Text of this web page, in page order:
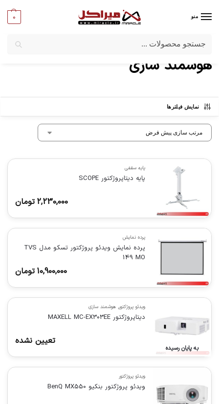
منو 0
میراکل/ماشین‌ های اداری/هوشمند سازی
هوشمند سازی
نمایش فیلترها
پایه سقفی
پايه ديتاپروژكتور SCOPE
2,230,000 تومان
پرده نمایش
پرده نمایش ویدئو پروژکتور تسکو مدل TVS
149 MO
10,900,000 تومان
به پایان رسیده
ویدئو پروژکتور, هوشمند سازی
دیتاپروژکتور MAXELL MC-EX303EE
تعیین نشده
ویدئو پروژکتور
ویدئو پروژکتور بنکیو BenQ MX550